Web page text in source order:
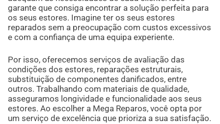
garante que consiga encontrar a solução perfeita para
os seus estores. Imagine ter os seus estores
reparados sem a preocupação com custos excessivos
e com a confiança de uma equipa experiente.
Por isso, oferecemos serviços de avaliação das
condições dos estores, reparações estruturais,
substituição de componentes danificados, entre
outros. Trabalhando com materiais de qualidade,
asseguramos longividade e funcionalidade aos seus
estores. Ao escolher a Mega Reparos, você opta por
um serviço de excelência que prioriza a sua satisfação.